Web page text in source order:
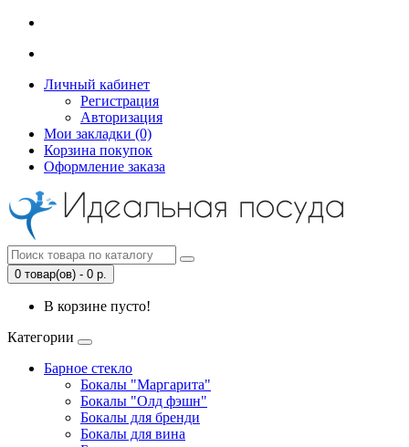
Личный кабинет
Регистрация
Авторизация
Мои закладки (0)
Корзина покупок
Оформление заказа
0 товар(ов) - 0 р.
В корзине пусто!
Категории
Барное стекло
Бокалы "Маргарита"
Бокалы "Олд фэшн"
Бокалы для бренди
Бокалы для вина